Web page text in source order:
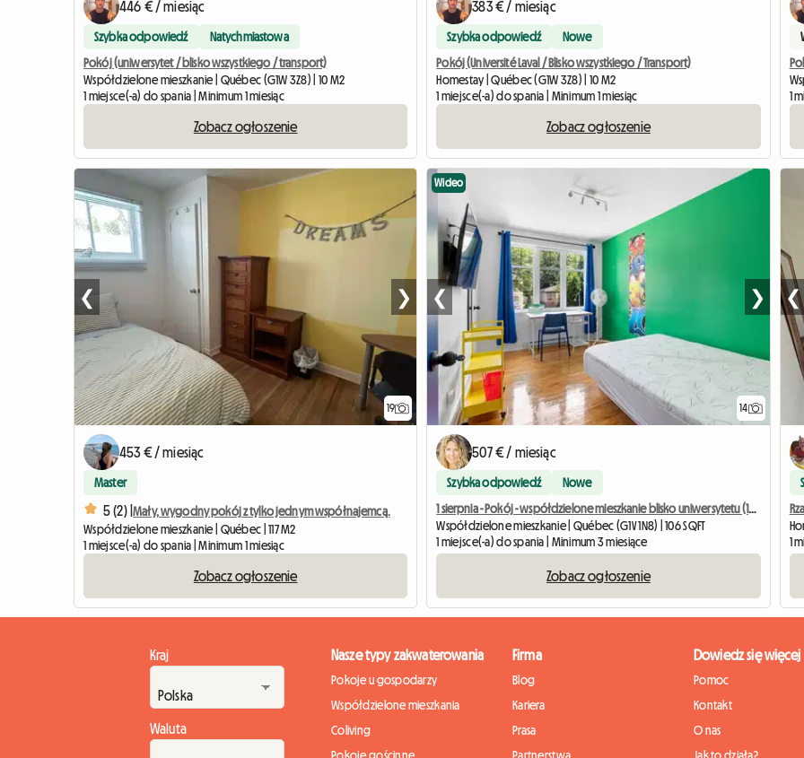
446 € / miesiąc
Szybka odpowiedź Natychmiastowa
Pokój (uniwersytet / blisko wszystkiego / transport)
Współdzielone mieszkanie | Québec (G1W 3Z8) | 10 M2
1 miejsce(-a) do spania | Minimum 1 miesiąc
Zobacz ogłoszenie
383 € / miesiąc
Szybka odpowiedź Nowe
Pokój (Université Laval / Blisko wszystkiego / Transport)
Homestay | Québec (G1W 3Z8) | 10 M2
1 miejsce(-a) do spania | Minimum 1 miesiąc
Zobacz ogłoszenie
1
19
❮ ❯
453 € / miesiąc
Master
5 (2) |Mały, wygodny pokój z tylko jednym współnajemcą.
Współdzielone mieszkanie | Québec | 117 M2
1 miejsce(-a) do spania | Minimum 1 miesiąc
Zobacz ogłoszenie
14
Wideo
❮ ❯
507 € / miesiąc
Szybka odpowiedź Nowe
1 sierpnia - Pokój - współdzielone mieszkanie blisko uniwersytetu (1662-1)
Współdzielone mieszkanie | Québec (G1V 1N8) | 106 SQFT
1 miejsce(-a) do spania | Minimum 3 miesiące
Zobacz ogłoszenie
❮
1
Kraj
Waluta
Nasze typy zakwaterowania
Pokoje u gospodarzy
Współdzielone mieszkania
Coliving
Firma
Blog
Kariera
Prasa
Dowiedz się więcej
Pomoc
Kontakt
O nas